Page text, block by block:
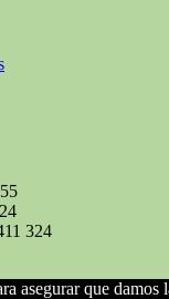
324
asegurar que damos